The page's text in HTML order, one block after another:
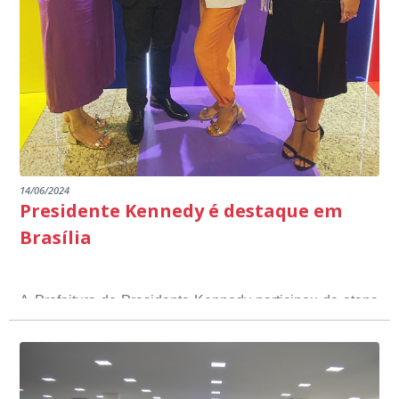
14/06/2024
Presidente Kennedy é destaque em
Brasília
A Prefeitura de Presidente Kennedy participou da etapa
nacional do 12º Prêmio Sebrae Prefeitura
Empreendedora, que visou valorizar e destacar o papel
dos gestores públicos comprometidos com o
desenvolvimento socioeconômico dos municípios, a